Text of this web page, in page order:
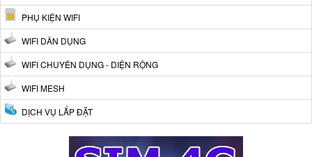
PHỤ KIỆN WIFI
WIFI DÂN DỤNG
WIFI CHUYÊN DỤNG - DIỆN RỘNG
WIFI MESH
DỊCH VỤ LẮP ĐẶT